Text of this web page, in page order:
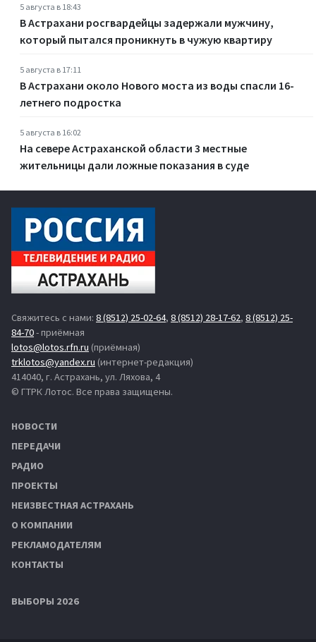
5 августа в 18:43
В Астрахани росгвардейцы задержали мужчину,
который пытался проникнуть в чужую квартиру
5 августа в 17:11
В Астрахани около Нового моста из воды спасли 16-
летнего подростка
5 августа в 16:02
На севере Астраханской области 3 местные
жительницы дали ложные показания в суде
Свяжитесь с нами: 8 (8512) 25-02-64, 8 (8512) 28-17-62, 8 (8512) 25-
84-70- приёмная
lotos@lotos.rfn.ru (приёмная)
trklotos@yandex.ru (интернет-редакция)
414040, г. Астрахань, ул. Ляхова, 4
© ГТРК Лотос. Все права защищены.
НОВОСТИ
ПЕРЕДАЧИ
РАДИО
ПРОЕКТЫ
НЕИЗВЕСТНАЯ АСТРАХАНЬ
О КОМПАНИИ
РЕКЛАМОДАТЕЛЯМ
КОНТАКТЫ
ВЫБОРЫ 2026